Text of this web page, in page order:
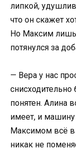
липкой,
что он скажет
Но Максим лишь
потянулся за
— Вера у нас
понятен. Алина
имеет, и
Максимом всё в
никак не